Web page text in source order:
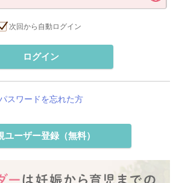
次回から自動ログイン
ログイン
スワードを忘れた方
ユーザー登録（無料）